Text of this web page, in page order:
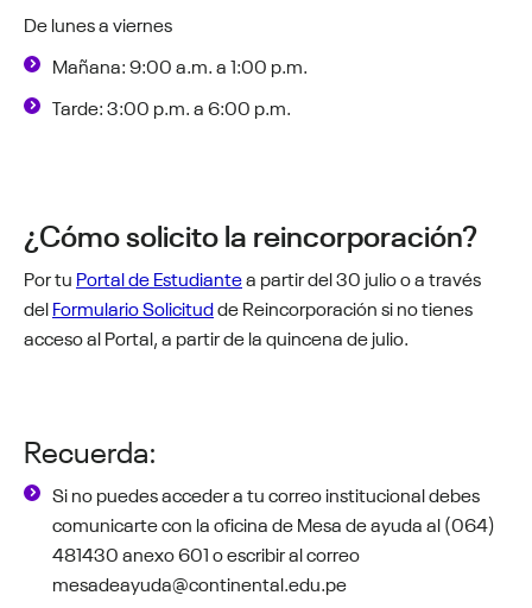
De lunes a viernes
Mañana: 9:00 a.m. a 1:00 p.m.
Tarde: 3:00 p.m. a 6:00 p.m.
¿Cómo solicito la reincorporación?
Por tu Portal de Estudiantea partir del 30 julio o a través
delFormulario Solicitudde Reincorporación si no tienes
acceso al Portal, a partir de la quincena de julio.
Recuerda:
Si no puedes acceder a tu correo institucional debes
comunicarte con la oficina de Mesa de ayuda al (064)
481430 anexo 601 o escribir al correo
mesadeayuda@continental.edu.pe